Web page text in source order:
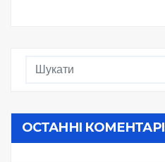
ОСТАННІ КОМЕНТАРІ